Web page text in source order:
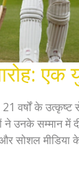
वर्षों के
उनके सम्मान में
सोशल